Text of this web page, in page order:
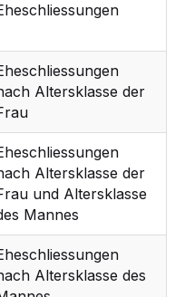
Altersklasse der
Altersklasse der
und Altersklasse
Mannes
Altersklasse des